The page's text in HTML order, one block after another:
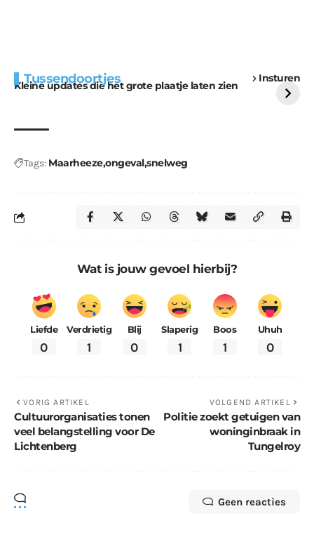
Tussendoortjes Insturen
Kleine updates die het grote plaatje laten zien
voor kabouters
uitdaging
Tags: Maarheezeongevalsnelweg
Wat is jouw gevoel hierbij?
Liefde
0
Verdrietig
1
Blij
0
Slaperig
1
Boos
1
Uhuh
0
VORIG ARTIKEL
Cultuurorganisaties tonen
veel belangstelling voor De
Lichtenberg
VOLGEND ARTIKEL
Politie zoekt getuigen van
woninginbraak in
Tungelroy
Geen reacties